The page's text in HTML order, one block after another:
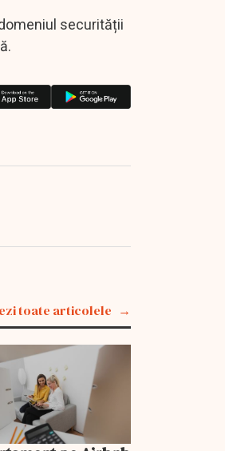
securității
toate articolele